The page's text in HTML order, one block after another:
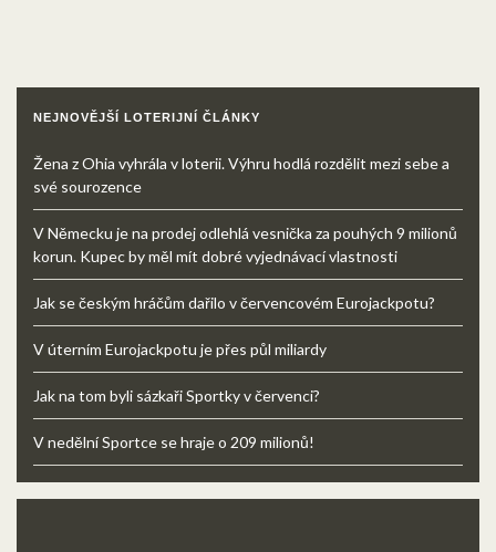
NEJNOVĚJŠÍ LOTERIJNÍ ČLÁNKY
Žena z Ohia vyhrála v loterii. Výhru hodlá rozdělit mezi sebe a
své sourozence
V Německu je na prodej odlehlá vesnička za pouhých 9 milionů
korun. Kupec by měl mít dobré vyjednávací vlastnosti
Jak se českým hráčům dařilo v červencovém Eurojackpotu?
V úterním Eurojackpotu je přes půl miliardy
Jak na tom byli sázkaři Sportky v červenci?
V nedělní Sportce se hraje o 209 milionů!